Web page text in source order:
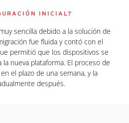
INICIAL?
sencilla debido a la solución de
fue fluida y contó con el
permitió que los dispositivos se
nueva plataforma. El proceso de
el plazo de una semana, y la
después.